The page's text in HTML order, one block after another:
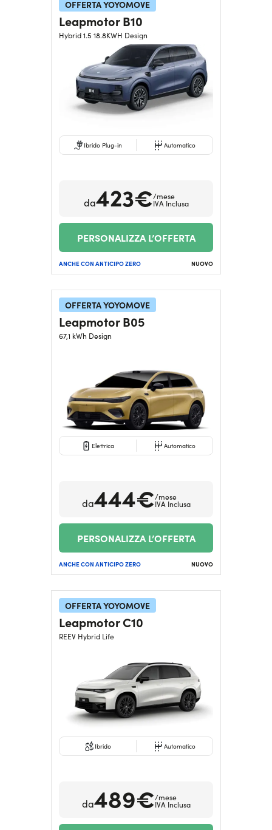
OFFERTA YOYOMOVE
Leapmotor B10
Hybrid 1.5 18.8KWH Design
Ibrido Plug-in Automatico
da423€/mese
IVA Inclusa
PERSONALIZZA L’OFFERTA
ANCHE CON ANTICIPO ZERO NUOVO
OFFERTA YOYOMOVE
Leapmotor B05
67,1 kWh Design
Elettrica Automatico
da444€/mese
IVA Inclusa
PERSONALIZZA L’OFFERTA
ANCHE CON ANTICIPO ZERO NUOVO
OFFERTA YOYOMOVE
Leapmotor C10
REEV Hybrid Life
Ibrido Automatico
da489€/mese
IVA Inclusa